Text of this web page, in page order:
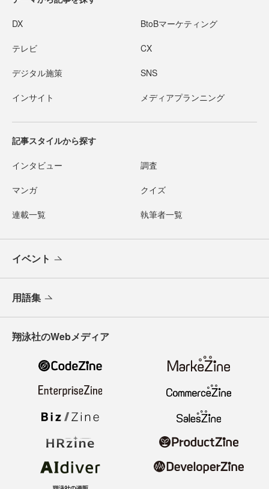
DX BtoBマーケティング
テレビ CX
デジタル施策 SNS
インサイト メディアプランニング
記事スタイルから探す
インタビュー 調査
マンガ クイズ
連載一覧 執筆者一覧
イベント
用語集
翔泳社のWebメディア